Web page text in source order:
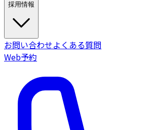
採用情報
お問い合わせよくある質問
Web予約